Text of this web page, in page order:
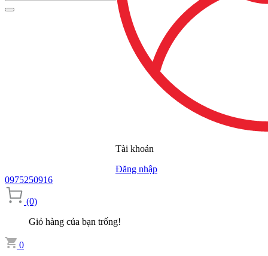
Tài khoản
Đăng nhập
0975250916
(0)
Giỏ hàng của bạn trống!
0